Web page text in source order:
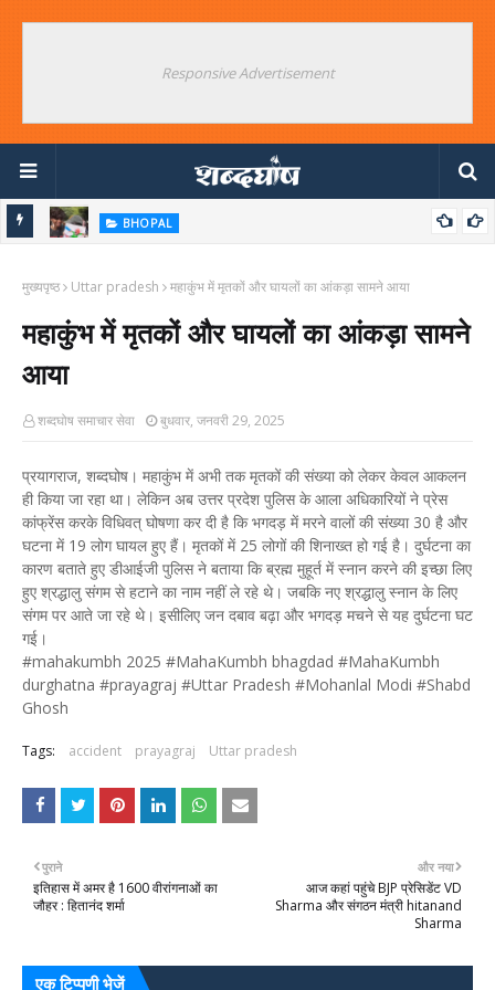
Responsive Advertisement
BHOPAL
मुख्यपृष्ठ Uttar pradesh महाकुंभ में मृतकों और घायलों का आंकड़ा सामने आया
महाकुंभ में मृतकों और घायलों का आंकड़ा सामने
आया
शब्दघोष समाचार सेवा बुधवार, जनवरी 29, 2025
प्रयागराज, शब्दघोष। महाकुंभ में अभी तक मृतकों की संख्या को लेकर केवल आकलन
ही किया जा रहा था। लेकिन अब उत्तर प्रदेश पुलिस के आला अधिकारियों ने प्रेस
कांफ्रेंस करके विधिवत् घोषणा कर दी है कि भगदड़ में मरने वालों की संख्या 30 है और
घटना में 19 लोग घायल हुए हैं। मृतकों में 25 लोगों की शिनाख्त हो गई है। दुर्घटना का
कारण बताते हुए डीआईजी पुलिस ने बताया कि ब्रह्म मुहूर्त में स्नान करने की इच्छा लिए
हुए श्रद्धालु संगम से हटाने का नाम नहीं ले रहे थे। जबकि नए श्रद्धालु स्नान के लिए
संगम पर आते जा रहे थे। इसीलिए जन दबाव बढ़ा और भगदड़ मचने से यह दुर्घटना घट
गई।
#mahakumbh 2025 #MahaKumbh bhagdad #MahaKumbh
durghatna #prayagraj #Uttar Pradesh #Mohanlal Modi #Shabd
Ghosh
Tags: accident prayagraj Uttar pradesh
और नया
आज कहां पहुंचे BJP प्रेसिडेंट VD
Sharma और संगठन मंत्री hitanand
Sharma
पुराने
इतिहास में अमर है 1600 वीरांगनाओं का
जौहर : हितानंद शर्मा
एक टिप्पणी भेजें